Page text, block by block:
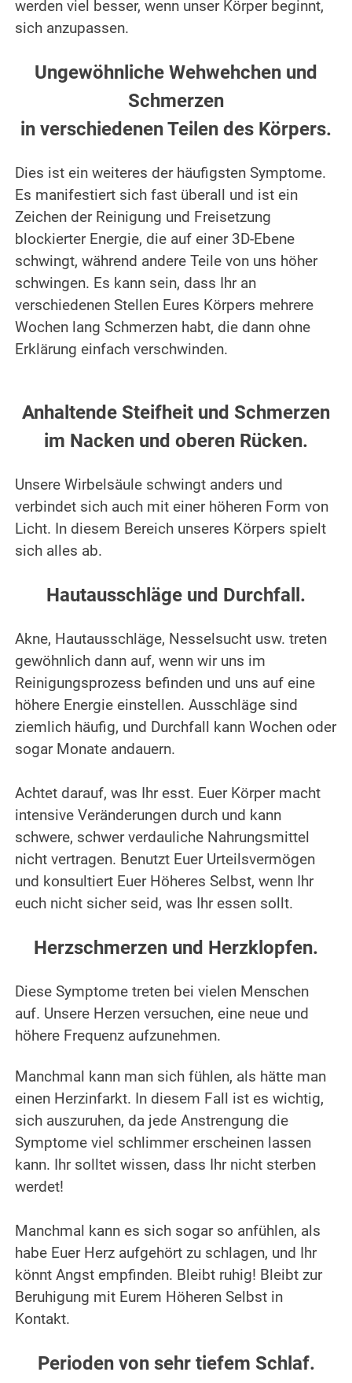
werden viel besser, wenn unser Körper beginnt,
sich anzupassen.
Ungewöhnliche Wehwehchen und
Schmerzen
in verschiedenen Teilen des Körpers.
Dies ist ein weiteres der häufigsten Symptome.
Es manifestiert sich fast überall und ist ein
Zeichen der Reinigung und Freisetzung
blockierter Energie, die auf einer 3D-Ebene
schwingt, während andere Teile von uns höher
schwingen. Es kann sein, dass Ihr an
verschiedenen Stellen Eures Körpers mehrere
Wochen lang Schmerzen habt, die dann ohne
Erklärung einfach verschwinden.
Anhaltende Steifheit und Schmerzen
im Nacken und oberen Rücken.
Unsere Wirbelsäule schwingt anders und
verbindet sich auch mit einer höheren Form von
Licht. In diesem Bereich unseres Körpers spielt
sich alles ab.
Hautausschläge und Durchfall.
Akne, Hautausschläge, Nesselsucht usw. treten
gewöhnlich dann auf, wenn wir uns im
Reinigungsprozess befinden und uns auf eine
höhere Energie einstellen. Ausschläge sind
ziemlich häufig, und Durchfall kann Wochen oder
sogar Monate andauern.
Achtet darauf, was Ihr esst. Euer Körper macht
intensive Veränderungen durch und kann
schwere, schwer verdauliche Nahrungsmittel
nicht vertragen. Benutzt Euer Urteilsvermögen
und konsultiert Euer Höheres Selbst, wenn Ihr
euch nicht sicher seid, was Ihr essen sollt.
Herzschmerzen und Herzklopfen.
Diese Symptome treten bei vielen Menschen
auf. Unsere Herzen versuchen, eine neue und
höhere Frequenz aufzunehmen.
Manchmal kann man sich fühlen, als hätte man
einen Herzinfarkt. In diesem Fall ist es wichtig,
sich auszuruhen, da jede Anstrengung die
Symptome viel schlimmer erscheinen lassen
kann. Ihr solltet wissen, dass Ihr nicht sterben
werdet!
Manchmal kann es sich sogar so anfühlen, als
habe Euer Herz aufgehört zu schlagen, und Ihr
könnt Angst empfinden. Bleibt ruhig! Bleibt zur
Beruhigung mit Eurem Höheren Selbst in
Kontakt.
Perioden von sehr tiefem Schlaf.